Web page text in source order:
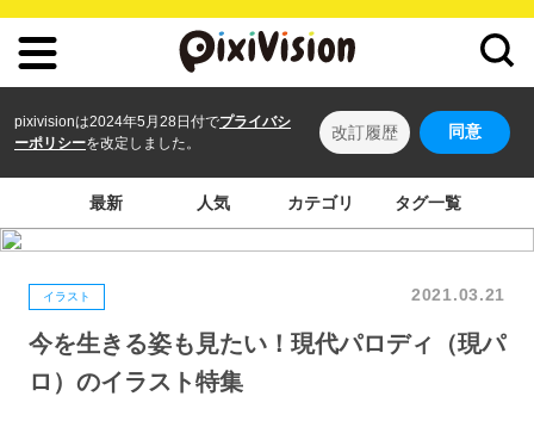
pixivisionは2024年5月28日付でプライバシ
ーポリシーを改定しました。
改訂履歴 同意
最新 人気 カテゴリ タグ一覧
イラスト 2021.03.21
今を生きる姿も見たい！現代パロディ（現パ
ロ）のイラスト特集